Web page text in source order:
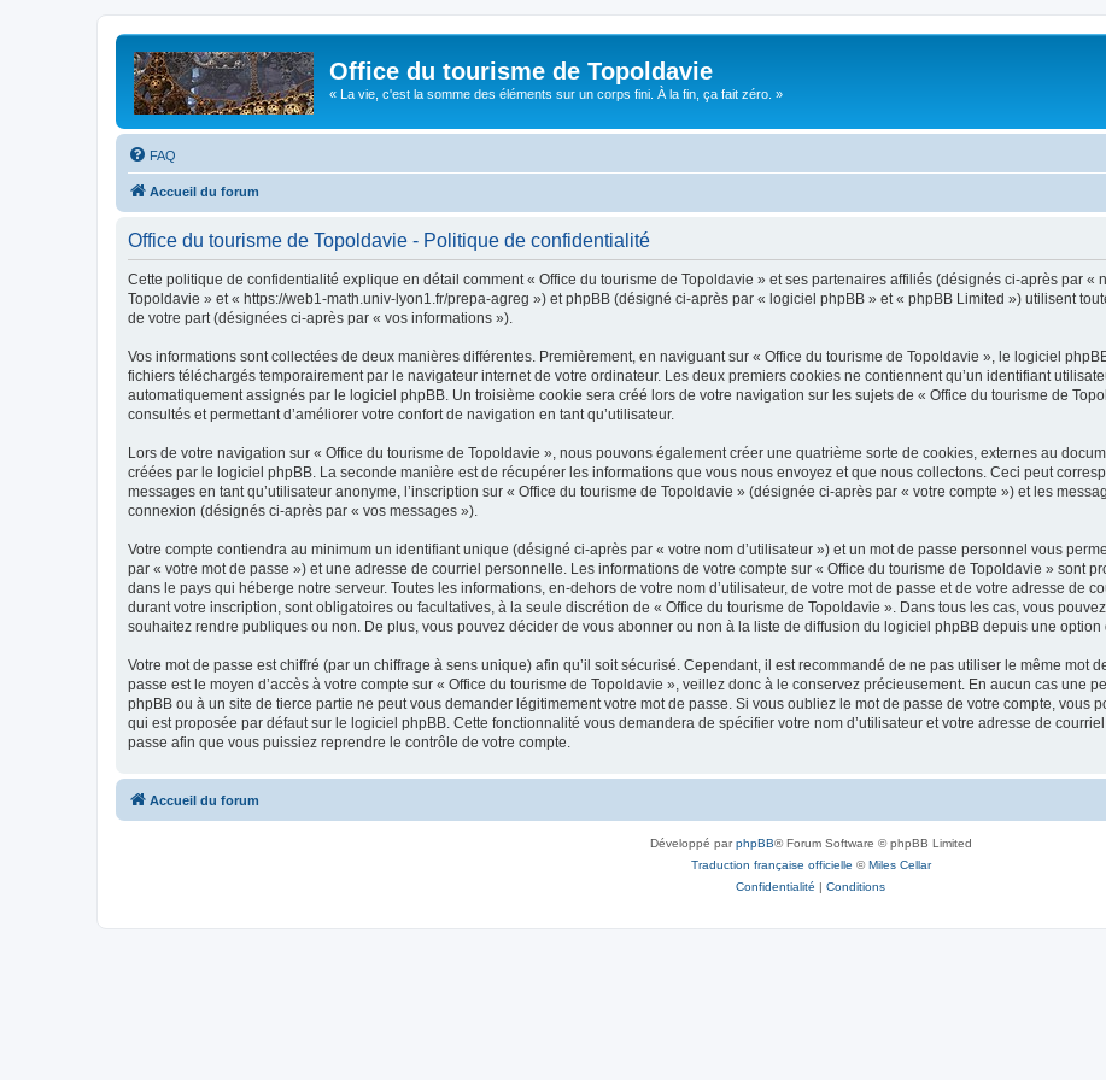
Office du tourisme de Topoldavie
« La vie, c'est la somme des éléments sur un corps fini. À la fin, ça fait zéro. »
FAQ
Accueil du forum
Office du tourisme de Topoldavie - Politique de confidentialité
Cette politique de confidentialité explique en détail comment « Office du tourisme de Topoldavie » et ses partenaires affiliés (désignés ci-après par «
Topoldavie » et « https://web1-math.univ-lyon1.fr/prepa-agreg ») et phpBB (désigné ci-après par « logiciel phpBB » et « phpBB Limited ») utilisent
de votre part (désignées ci-après par « vos informations »).
Vos informations sont collectées de deux manières différentes. Premièrement, en naviguant sur « Office du tourisme de Topoldavie », le logiciel
fichiers téléchargés temporairement par le navigateur internet de votre ordinateur. Les deux premiers cookies ne contiennent qu’un identifiant
automatiquement assignés par le logiciel phpBB. Un troisième cookie sera créé lors de votre navigation sur les sujets de « Office du tourisme de
consultés et permettant d’améliorer votre confort de navigation en tant qu’utilisateur.
Lors de votre navigation sur « Office du tourisme de Topoldavie », nous pouvons également créer une quatrième sorte de cookies, externes au
créées par le logiciel phpBB. La seconde manière est de récupérer les informations que vous nous envoyez et que nous collectons. Ceci peut
messages en tant qu’utilisateur anonyme, l’inscription sur « Office du tourisme de Topoldavie » (désignée ci-après par « votre compte ») et les
connexion (désignés ci-après par « vos messages »).
Votre compte contiendra au minimum un identifiant unique (désigné ci-après par « votre nom d’utilisateur ») et un mot de passe personnel vous
par « votre mot de passe ») et une adresse de courriel personnelle. Les informations de votre compte sur « Office du tourisme de Topoldavie » sont
dans le pays qui héberge notre serveur. Toutes les informations, en-dehors de votre nom d’utilisateur, de votre mot de passe et de votre adresse de
durant votre inscription, sont obligatoires ou facultatives, à la seule discrétion de « Office du tourisme de Topoldavie ». Dans tous les cas, vous
souhaitez rendre publiques ou non. De plus, vous pouvez décider de vous abonner ou non à la liste de diffusion du logiciel phpBB depuis une option
Votre mot de passe est chiffré (par un chiffrage à sens unique) afin qu’il soit sécurisé. Cependant, il est recommandé de ne pas utiliser le même mot
passe est le moyen d’accès à votre compte sur « Office du tourisme de Topoldavie », veillez donc à le conservez précieusement. En aucun cas une
phpBB ou à un site de tierce partie ne peut vous demander légitimement votre mot de passe. Si vous oubliez le mot de passe de votre compte, vous
qui est proposée par défaut sur le logiciel phpBB. Cette fonctionnalité vous demandera de spécifier votre nom d’utilisateur et votre adresse de
passe afin que vous puissiez reprendre le contrôle de votre compte.
Accueil du forum
Développé parphpBB® Forum Software © phpBB Limited
Traduction française officielle ©Miles Cellar
Confidentialité | Conditions